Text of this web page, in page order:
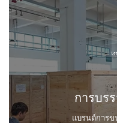
การบร
แบรนด์การข